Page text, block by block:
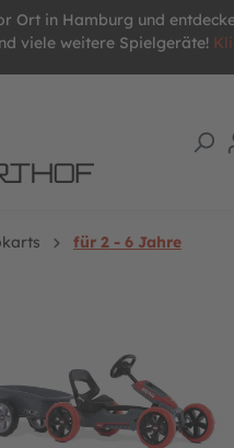
Ort in Hamburg und
viele weitere Spielgeräte!
für 2 - 6 Jahre